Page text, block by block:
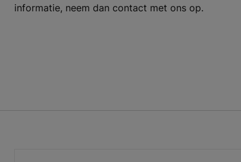
informatie, neem dan contact met ons op.